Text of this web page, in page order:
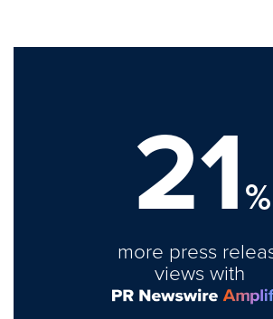
21%
more press
views with